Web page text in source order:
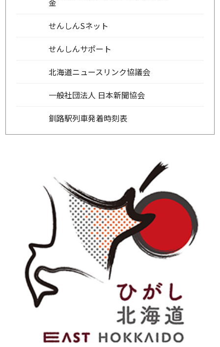
せんしんSネット
せんしんサポート
北海道ニュースリンク協議会
一般社団法人 日本新聞協会
釧路駅列車発着時刻表